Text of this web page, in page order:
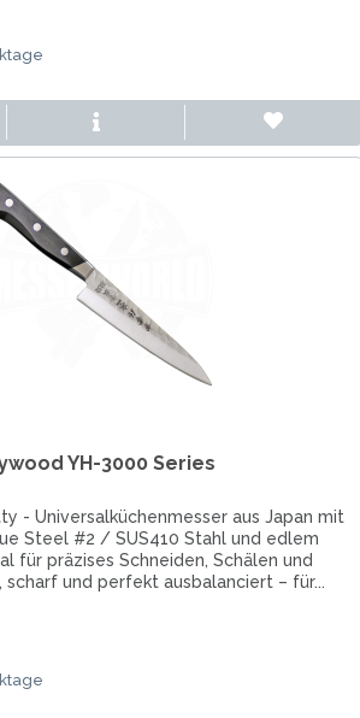
YH-3000 Series
- Universalküchenmesser aus Japan mit
Steel #2 / SUS410 Stahl und edlem
für präzises Schneiden, Schälen und
und perfekt ausbalanciert – für...